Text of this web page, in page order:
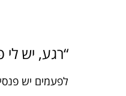
“רגע, יש לי
לפעמים יש